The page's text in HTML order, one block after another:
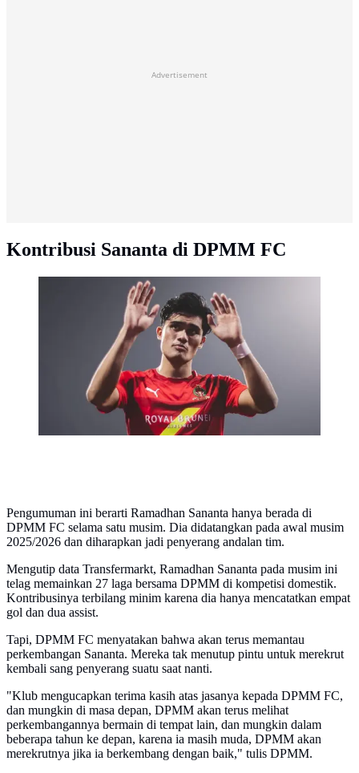
Advertisement
Kontribusi Sananta di DPMM FC
Striker Timnas Indonesia, Ramadhan Sananta
mengucapkan selamat tinggal kepada fans DPMM FC
di Stadion Hasanal Bolkiah, Bandar Seri Begawan,
Rabu (14/5/2026). (Dok. DPMM)
Pengumuman ini berarti Ramadhan Sananta hanya berada di
DPMM FC selama satu musim. Dia didatangkan pada awal musim
2025/2026 dan diharapkan jadi penyerang andalan tim.
Mengutip data Transfermarkt, Ramadhan Sananta pada musim ini
telag memainkan 27 laga bersama DPMM di kompetisi domestik.
Kontribusinya terbilang minim karena dia hanya mencatatkan empat
gol dan dua assist.
Tapi, DPMM FC menyatakan bahwa akan terus memantau
perkembangan Sananta. Mereka tak menutup pintu untuk merekrut
kembali sang penyerang suatu saat nanti.
"Klub mengucapkan terima kasih atas jasanya kepada DPMM FC,
dan mungkin di masa depan, DPMM akan terus melihat
perkembangannya bermain di tempat lain, dan mungkin dalam
beberapa tahun ke depan, karena ia masih muda, DPMM akan
merekrutnya jika ia berkembang dengan baik," tulis DPMM.